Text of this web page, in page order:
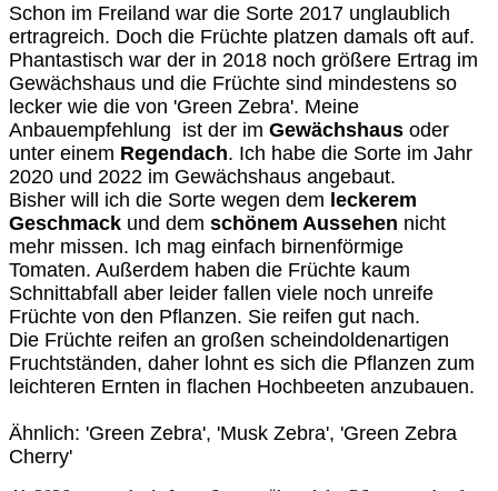
Schon im Freiland war die Sorte 2017 unglaublich
ertragreich. Doch die Früchte platzen damals oft auf.
Phantastisch war der in 2018 noch größere Ertrag im
Gewächshaus und die Früchte sind mindestens so
lecker wie die von 'Green Zebra'. Meine
Anbauempfehlung ist der im Gewächshaus oder
unter einem Regendach. Ich habe die Sorte im Jahr
2020 und 2022 im Gewächshaus angebaut.
Bisher will ich die Sorte wegen dem leckerem
Geschmack und dem schönem Aussehen nicht
mehr missen. Ich mag einfach birnenförmige
Tomaten. Außerdem haben die Früchte kaum
Schnittabfall aber leider fallen viele noch unreife
Früchte von den Pflanzen. Sie reifen gut nach.
Die Früchte reifen an großen scheindoldenartigen
Fruchtständen, daher lohnt es sich die Pflanzen zum
leichteren Ernten in flachen Hochbeeten anzubauen.
Ähnlich: 'Green Zebra', 'Musk Zebra', 'Green Zebra
Cherry'